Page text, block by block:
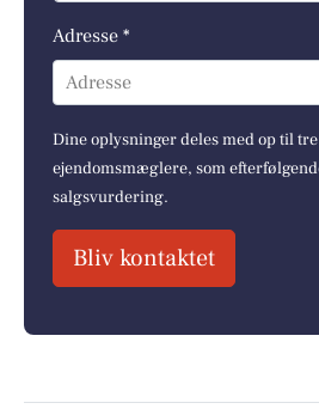
Adresse *
Adresse
Dine oplysninger deles med op til
ejendomsmæglere, som
salgsvurdering.
Bliv kontaktet